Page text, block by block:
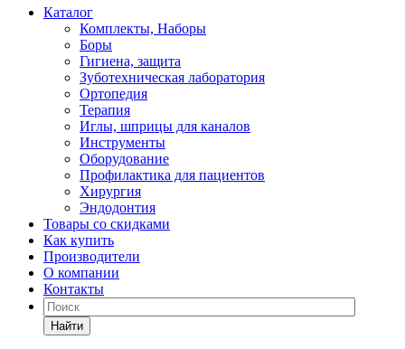
Каталог
Комплекты, Наборы
Боры
Гигиена, защита
Зуботехническая лаборатория
Ортопедия
Терапия
Иглы, шприцы для каналов
Инструменты
Оборудование
Профилактика для пациентов
Хирургия
Эндодонтия
Товары со скидками
Как купить
Производители
О компании
Контакты
Найти